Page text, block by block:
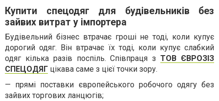
Купити спецодяг для будівельників без
зайвих витрат у імпортера
Будівельний бізнес втрачає гроші не тоді, коли купує
дорогий одяг. Він втрачає їх тоді, коли купує слабкий
одяг кілька разів поспіль. Співпраця зТОВ ЄВРОЗІЗ
СПЕЦОДЯГ цікава саме з цієї точки зору.
— прямі поставки європейського робочого одягу без
зайвих торгових ланцюгів;